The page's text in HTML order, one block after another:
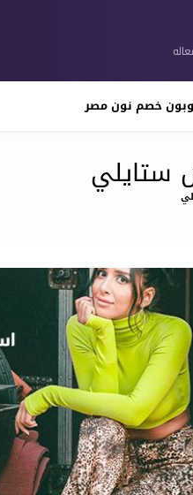
خصم نون مصر
ستايلي